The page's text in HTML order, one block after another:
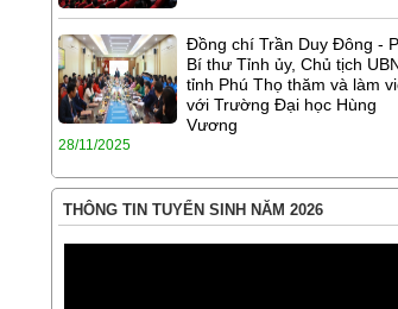
Đồng chí Trần Duy Đông -
Bí thư Tỉnh ủy, Chủ tịch
tỉnh Phú Thọ thăm và làm
với Trường Đại học Hùng
Vương
28/11/2025
THÔNG TIN TUYỂN SINH NĂM 2026